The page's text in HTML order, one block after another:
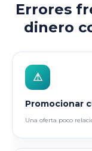
Errores
dinero
⚠
Promocionar
Una oferta poco